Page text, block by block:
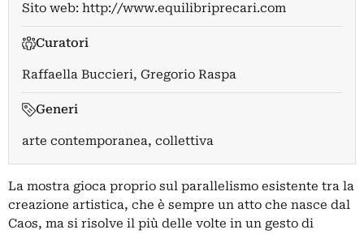
Sito web: http://www.equilibriprecari.com
Curatori
Raffaella Buccieri, Gregorio Raspa
Generi
arte contemporanea, collettiva
La mostra gioca proprio sul parallelismo esistente tra la
creazione artistica, che è sempre un atto che nasce dal
Caos, ma si risolve il più delle volte in un gesto di